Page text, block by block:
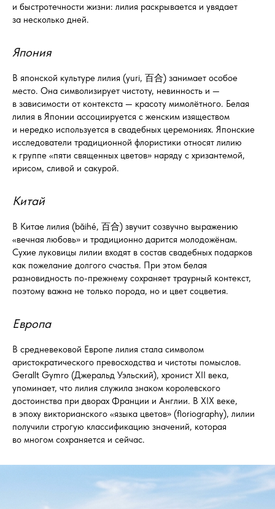
и быстротечности жизни: лилия раскрывается и увядает
за несколько дней.
Япония
В японской культуре лилия (yuri, 百合) занимает особое
место. Она символизирует чистоту, невинность и —
в зависимости от контекста — красоту мимолётного. Белая
лилия в Японии ассоциируется с женским изяществом
и нередко используется в свадебных церемониях. Японские
исследователи традиционной флористики относят лилию
к группе «пяти священных цветов» наряду с хризантемой,
ирисом, сливой и сакурой.
Китай
В Китае лилия (bǎihé, 百合) звучит созвучно выражению
«вечная любовь» и традиционно дарится молодожёнам.
Сухие луковицы лилии входят в состав свадебных подарков
как пожелание долгого счастья. При этом белая
разновидность по-прежнему сохраняет траурный контекст,
поэтому важна не только порода, но и цвет соцветия.
Европа
В средневековой Европе лилия стала символом
аристократического превосходства и чистоты помыслов.
Gerallt Gymro (Джеральд Уэльский), хронист XII века,
упоминает, что лилия служила знаком королевского
достоинства при дворах Франции и Англии. В XIX веке,
в эпоху викторианского «языка цветов» (floriography), лилии
получили строгую классификацию значений, которая
во многом сохраняется и сейчас.